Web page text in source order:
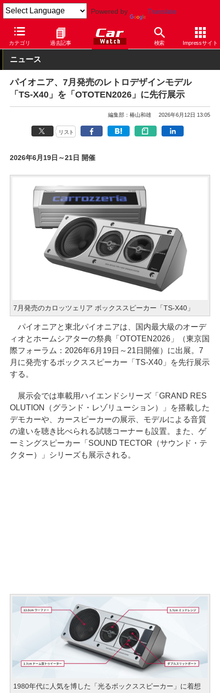
Powered by Translate
カテゴリ 過去記事 検索 Impressサイト
Car Watch ナビ パイオニア
ニュース
パイオニア、7月発売のレトロデザインモデル
「TS-X40」を「OTOTEN2026」に先行展示
編集部：椿山和雄 2026年6月12日 13:05
リスト
2026年6月19日～21日 開催
7月発売のカロッツェリア ボックススピーカー「TS-X40」
パイオニアと東北パイオニアは、国内最大級のオーデ
ィオとホームシアターの祭典「OTOTEN2026」（東京国
際フォーラム：2026年6月19日～21日開催）に出展。7
月に発売するボックススピーカー「TS-X40」を先行展示
する。
展示会では車載用ハイエンドシリーズ「GRAND RES
OLUTION（グランド・レゾリューション）」を搭載した
デモカーや、カースピーカーの展示、モデルによる音質
の違いを聴き比べられる試聴コーナーも設置。また、ゲ
ーミングスピーカー「SOUND TECTOR（サウンド・テ
クター）」シリーズも展示される。
1980年代に人気を博した「光るボックススピーカー」に着想